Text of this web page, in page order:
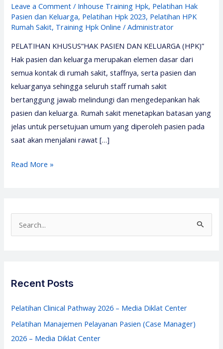
Leave a Comment / Inhouse Training Hpk, Pelatihan Hak
Pasien dan Keluarga, Pelatihan Hpk 2023, Pelatihan HPK
Rumah Sakit, Training Hpk Online /Administrator
PELATIHAN KHUSUS“HAK PASIEN DAN KELUARGA (HPK)”
Hak pasien dan keluarga merupakan elemen dasar dari
semua kontak di rumah sakit, staffnya, serta pasien dan
keluarganya sehingga seluruh staff rumah sakit
bertanggung jawab melindungi dan mengedepankan hak
pasien dan keluarga. Rumah sakit menetapkan batasan yang
jelas untuk persetujuan umum yang diperoleh pasien pada
saat akan menjalani rawat […]
Pelatihan
Keluarga
2026
Center
Read More »
e
f
o
r
Recent Posts
Pelatihan Clinical Pathway 2026 – Media Diklat Center
Pelatihan Manajemen Pelayanan Pasien (Case Manager)
2026 – Media Diklat Center